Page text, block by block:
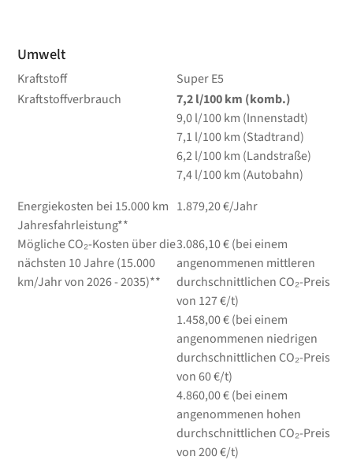
Umwelt
Kraftstoff
Super E5
Kraftstoffverbrauch
7,2l/100 km (komb.)
9,0l/100 km (Innenstadt)
7,1 l/100 km (Stadtrand)
6,2l/100 km (Landstraße)
7,4l/100 km (Autobahn)
Energiekosten bei 15.000 km
Jahresfahrleistung**
1.879,20 €/Jahr
Mögliche CO₂-Kosten über die
nächsten 10 Jahre (15.000
km/Jahr von 2026 - 2035)**
3.086,10 € (bei einem
angenommenen mittleren
durchschnittlichen CO₂-Preis
von 127 €/t)
1.458,00 € (bei einem
angenommenen niedrigen
durchschnittlichen CO₂-Preis
von 60 €/t)
4.860,00 € (bei einem
angenommenen hohen
durchschnittlichen CO₂-Preis
von 200 €/t)